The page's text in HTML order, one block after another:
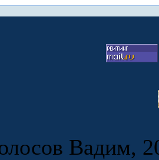
Вадим,